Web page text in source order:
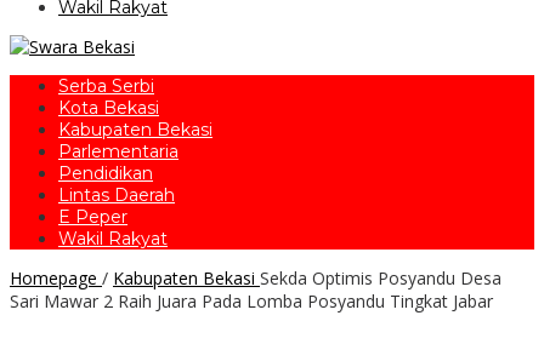
Wakil Rakyat
Serba Serbi
Kota Bekasi
Kabupaten Bekasi
Parlementaria
Pendidikan
Lintas Daerah
E Peper
Wakil Rakyat
Homepage / Kabupaten Bekasi Sekda Optimis Posyandu Desa
Sari Mawar 2 Raih Juara Pada Lomba Posyandu Tingkat Jabar